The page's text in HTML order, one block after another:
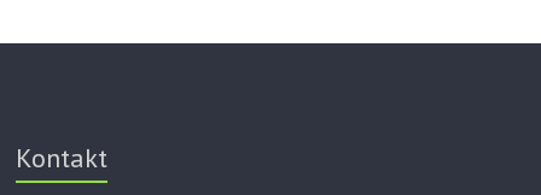
Kontakt